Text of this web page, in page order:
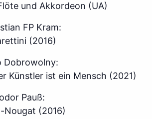
und Akkordeon (UA)
FP Kram:
(2016)
Dobrowolny:
Künstler ist ein Mensch (2021)
Pauß:
Nougat (2016)